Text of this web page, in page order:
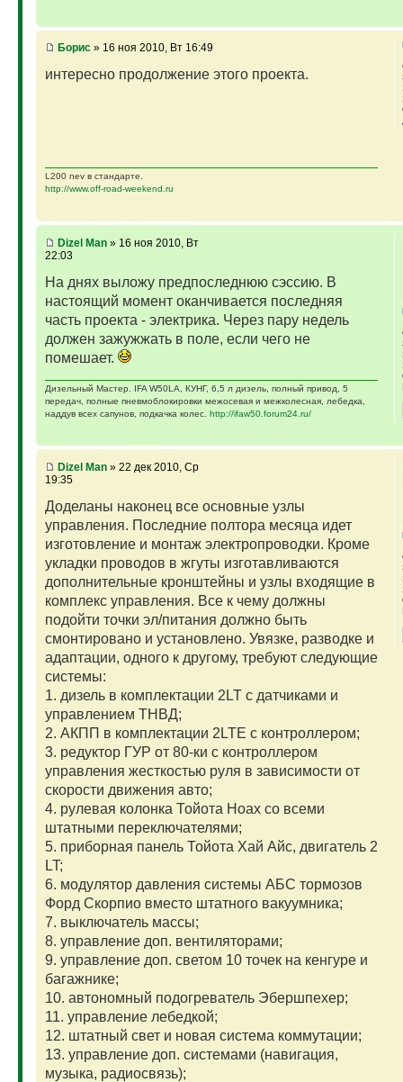
Борис» 16 ноя 2010, Вт 16:49
интересно продолжение этого проекта.
L200 nev в стандарте.
http://www.off-road-weekend.ru
Dizel Man» 16 ноя 2010, Вт
22:03
На днях выложу предпоследнюю сэссию. В
настоящий момент оканчивается последняя
часть проекта - электрика. Через пару недель
должен зажужжать в поле, если чего не
помешает.
Дизельный Мастер. IFA W50LA, КУНГ, 6,5 л дизель, полный привод, 5
передач, полные пневмоблокировки межосевая и межколесная, лебедка,
наддув всех сапунов, подкачка колес. http://ifaw50.forum24.ru/
Dizel Man» 22 дек 2010, Ср
19:35
Доделаны наконец все основные узлы
управления. Последние полтора месяца идет
изготовление и монтаж электропроводки. Кроме
укладки проводов в жгуты изготавливаются
дополнительные кронштейны и узлы входящие в
комплекс управления. Все к чему должны
подойти точки эл/питания должно быть
смонтировано и установлено. Увязке, разводке и
адаптации, одного к другому, требуют следующие
системы:
1. дизель в комплектации 2LT с датчиками и
управлением ТНВД;
2. АКПП в комплектации 2LTE с контроллером;
3. редуктор ГУР от 80-ки с контроллером
управления жесткостью руля в зависимости от
скорости движения авто;
4. рулевая колонка Тойота Ноах со всеми
штатными переключателями;
5. приборная панель Тойота Хай Айс, двигатель 2
LT;
6. модулятор давления системы АБС тормозов
Форд Скорпио вместо штатного вакуумника;
7. выключатель массы;
8. управление доп. вентиляторами;
9. управление доп. светом 10 точек на кенгуре и
багажнике;
10. автономный подогреватель Эбершпехер;
11. управление лебедкой;
12. штатный свет и новая система коммутации;
13. управление доп. системами (навигация,
музыка, радиосвязь);